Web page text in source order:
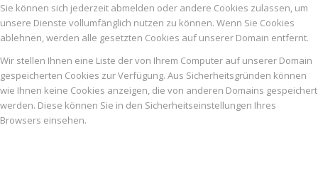
Sie können sich jederzeit abmelden oder andere Cookies zulassen, um
unsere Dienste vollumfänglich nutzen zu können. Wenn Sie Cookies
ablehnen, werden alle gesetzten Cookies auf unserer Domain entfernt.
Wir stellen Ihnen eine Liste der von Ihrem Computer auf unserer Domain
gespeicherten Cookies zur Verfügung. Aus Sicherheitsgründen können
wie Ihnen keine Cookies anzeigen, die von anderen Domains gespeichert
werden. Diese können Sie in den Sicherheitseinstellungen Ihres
Browsers einsehen.